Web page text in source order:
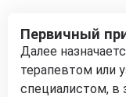
Первичный
Далее
терапевтом или
специалистом, в